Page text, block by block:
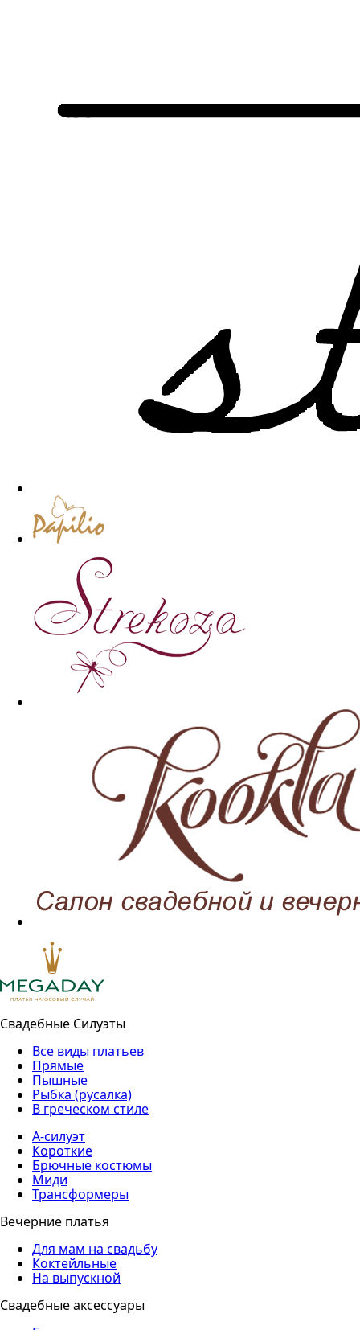
Свадебные Силуэты
Все виды платьев
Прямые
Пышные
Рыбка (русалка)
В греческом стиле
А-силуэт
Короткие
Брючные костюмы
Миди
Трансформеры
Вечерние платья
Для мам на свадьбу
Коктейльные
На выпускной
Свадебные аксессуары